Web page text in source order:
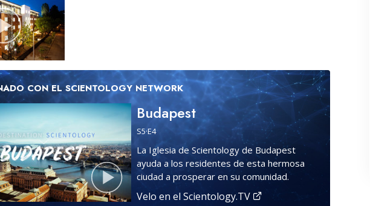
CON EL SCIENTOLOGY NETWORK
Budapest
S5·E4
La Iglesia de Scientology de Budapest
ayuda a los residentes de esta hermosa
ciudad a prosperar en su comunidad.
Velo en el Scientology.TV